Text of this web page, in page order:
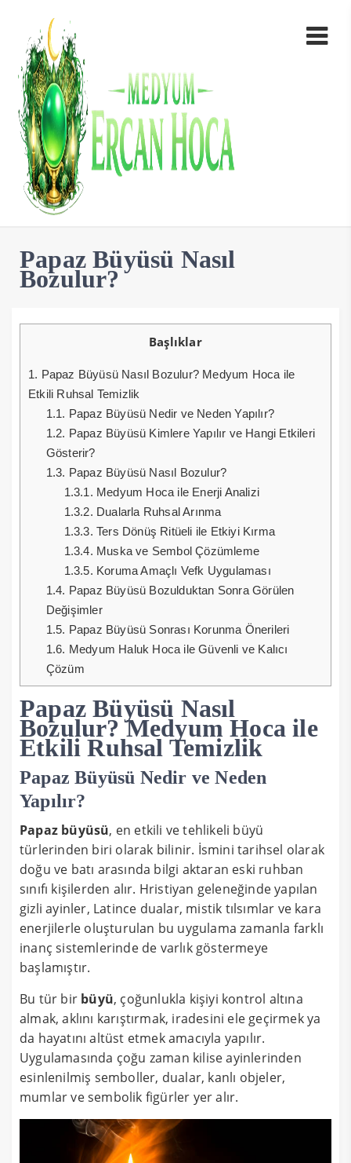
Papaz Büyüsü Nasıl
Bozulur?
Başlıklar
1. Papaz Büyüsü Nasıl Bozulur? Medyum Hoca ile
Etkili Ruhsal Temizlik
1.1. Papaz Büyüsü Nedir ve Neden Yapılır?
1.2. Papaz Büyüsü Kimlere Yapılır ve Hangi Etkileri
Gösterir?
1.3. Papaz Büyüsü Nasıl Bozulur?
1.3.1. Medyum Hoca ile Enerji Analizi
1.3.2. Dualarla Ruhsal Arınma
1.3.3. Ters Dönüş Ritüeli ile Etkiyi Kırma
1.3.4. Muska ve Sembol Çözümleme
1.3.5. Koruma Amaçlı Vefk Uygulaması
1.4. Papaz Büyüsü Bozulduktan Sonra Görülen
Değişimler
1.5. Papaz Büyüsü Sonrası Korunma Önerileri
1.6. Medyum Haluk Hoca ile Güvenli ve Kalıcı
Çözüm
Papaz Büyüsü Nasıl
Bozulur? Medyum Hoca ile
Etkili Ruhsal Temizlik
Papaz Büyüsü Nedir ve Neden
Yapılır?
Papaz büyüsü, en etkili ve tehlikeli büyü
türlerinden biri olarak bilinir. İsmini tarihsel olarak
doğu ve batı arasında bilgi aktaran eski ruhban
sınıfı kişilerden alır. Hristiyan geleneğinde yapılan
gizli ayinler, Latince dualar, mistik tılsımlar ve kara
enerjilerle oluşturulan bu uygulama zamanla farklı
inanç sistemlerinde de varlık göstermeye
başlamıştır.
Bu tür bir büyü, çoğunlukla kişiyi kontrol altına
almak, aklını karıştırmak, iradesini ele geçirmek ya
da hayatını altüst etmek amacıyla yapılır.
Uygulamasında çoğu zaman kilise ayinlerinden
esinlenilmiş semboller, dualar, kanlı objeler,
mumlar ve sembolik figürler yer alır.